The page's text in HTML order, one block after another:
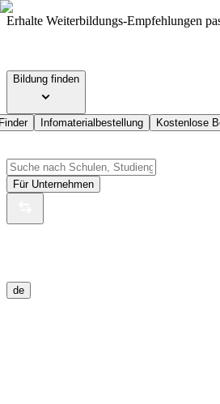
Erhalte Weiterbildungs-Empfehlungen
Bildung finden
Infomaterialbestellung Kostenlose
Für Unternehmen
de